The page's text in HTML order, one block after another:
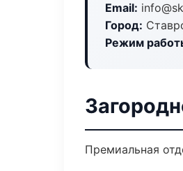
Email:
Город:
Режим
Премиальная